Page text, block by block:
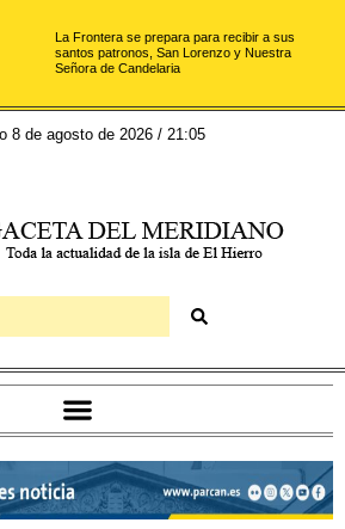
La Frontera se prepara para recibir a sus
santos patronos, San Lorenzo y Nuestra
Señora de Candelaria
8 de agosto de 2026 / 21:05